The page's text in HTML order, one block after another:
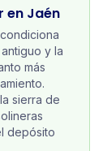
en Jaén
y la
más
sierra de
depósito